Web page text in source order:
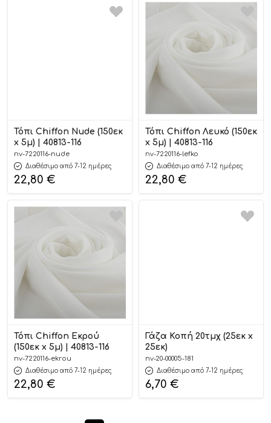
Τόπι Chiffon Nude (150εκ
x 5μ) | 40813-116
nv-7220116-nude
Διαθέσιμο από 7-12 ημέρες
22,80 €
Τόπι Chiffon Λευκό (150εκ
x 5μ) | 40813-116
nv-7220116-lefko
Διαθέσιμο από 7-12 ημέρες
22,80 €
Τόπι Chiffon Εκρού
(150εκ x 5μ) | 40813-116
nv-7220116-ekrou
Διαθέσιμο από 7-12 ημέρες
22,80 €
Γάζα Κοπή 20τμχ (25εκ x
25εκ)
nv-20-00005-181
Διαθέσιμο από 7-12 ημέρες
6,70 €